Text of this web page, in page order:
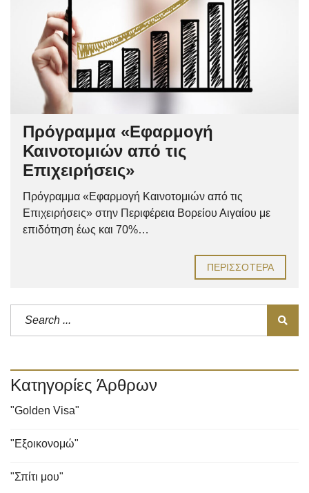
Πρόγραμμα «Εφαρμογή
Καινοτομιών από τις
Επιχειρήσεις»
Πρόγραμμα «Εφαρμογή Καινοτομιών από τις
Επιχειρήσεις» στην Περιφέρεια Βορείου Αιγαίου με
επιδότηση έως και 70%…
ΠΕΡΙΣΣΌΤΕΡΑ
Κατηγορίες Άρθρων
"Golden Visa"
"Εξοικονομώ"
"Σπίτι μου"